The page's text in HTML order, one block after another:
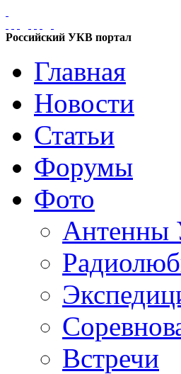
Российский УКВ портал
Главная
Новости
Статьи
Форумы
Фото
Встречи